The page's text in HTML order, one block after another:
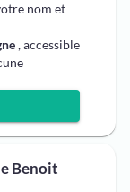
nom et
, accessible
Benoit